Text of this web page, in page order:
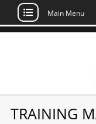
Skip
Main Menu
TRAINING